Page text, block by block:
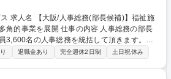
祉施
仕事の内容 人事総務の部長
3,600名の人事総務を統括して頂きます。プ
ご活躍頂ける方からの応募をお待ちしており
退職金あり 完全週休2日制 土日祝休み